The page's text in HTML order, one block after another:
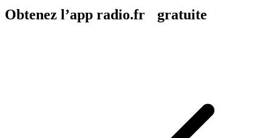
Obtenez l’app radio.fr gratuite